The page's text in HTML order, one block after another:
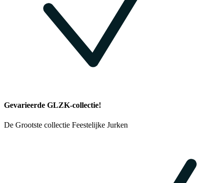
Gevarieerde GLZK-collectie!
De Grootste collectie Feestelijke Jurken